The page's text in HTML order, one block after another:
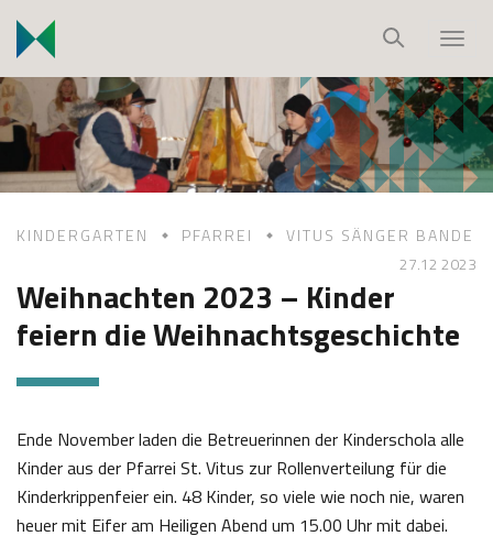
i
p
t
T
o
g
g
l
e
a
v
g
o
KINDERGARTEN PFARREI
VITUS SÄNGER BANDE
27.12 2023
Weihnachten 2023 – Kinder
feiern die Weihnachtsgeschichte
Ende November laden die Betreuerinnen der Kinderschola alle
Kinder aus der Pfarrei St. Vitus zur Rollenverteilung für die
Kinderkrippenfeier ein. 48 Kinder, so viele wie noch nie, waren
heuer mit Eifer am Heiligen Abend um 15.00 Uhr mit dabei.